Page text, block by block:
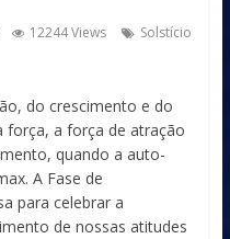
12244 Views
Solstício
do crescimento e do
força, a força de atração
quando a auto-
A Fase de
para celebrar a
de nossas atitudes